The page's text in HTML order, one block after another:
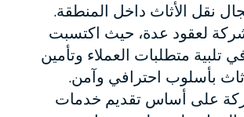
نقل الأثاث داخل المنطقة.
لعقود عدة، حيث اكتسبت
تلبية متطلبات العملاء وتأمين
بأسلوب احترافي وآمن.
على أساس تقديم خدمات